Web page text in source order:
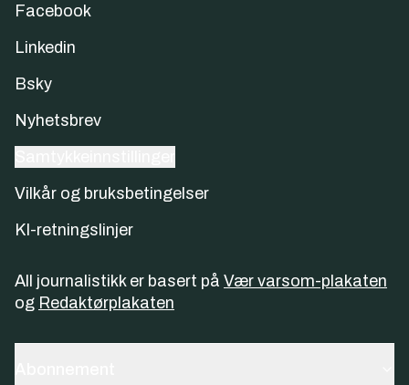
Facebook
Linkedin
Bsky
Nyhetsbrev
Vilkår og bruksbetingelser
KI-retningslinjer
All journalistikk er basert på Vær varsom-plakaten
og Redaktørplakaten